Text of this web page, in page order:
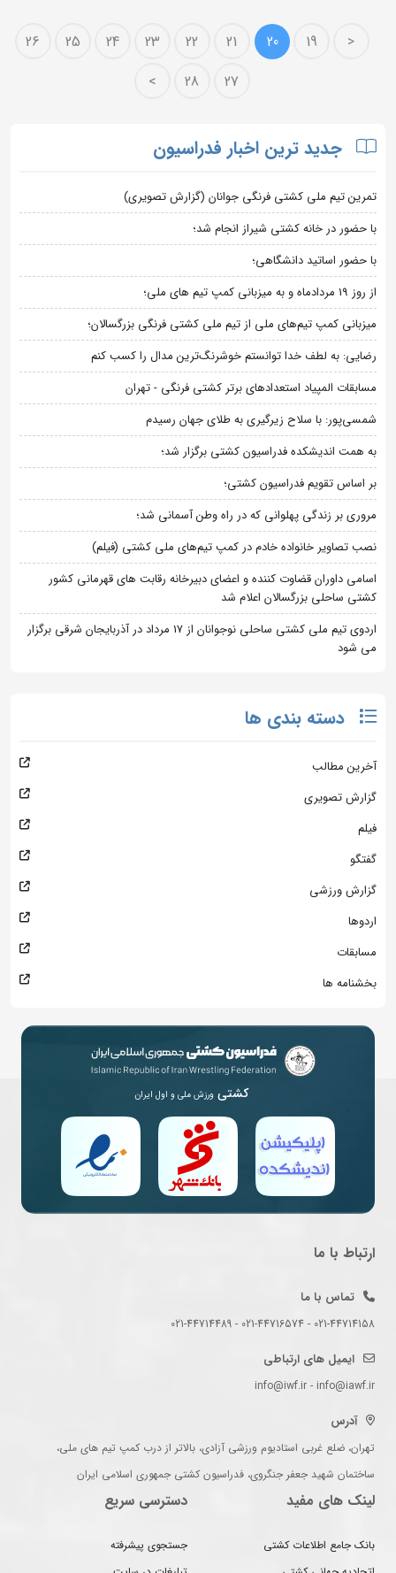
<
19
20
21
22
23
24
25
26
27
28
>
جدید ترین اخبار فدراسیون
تمرین تیم ملی کشتی فرنگی جوانان (گزارش تصویری)
با حضور در خانه کشتی شیراز انجام شد؛
با حضور اساتید دانشگاهی؛
از روز 19 مردادماه و به میزبانی کمپ تیم های ملی؛
میزبانی کمپ تیم‌های ملی از تیم ملی کشتی فرنگی بزرگسالان؛
رضایی: به لطف خدا توانستم خوشرنگ‌ترین مدال را کسب کنم
مسابقات المپیاد استعدادهای برتر کشتی فرنگی - تهران
شمسی‌پور: با سلاح زیرگیری به طلای جهان رسیدم
به همت اندیشکده فدراسیون کشتی برگزار شد؛
بر اساس تقویم فدراسیون کشتی؛
مروری بر زندگی پهلوانی که در راه وطن آسمانی شد؛
نصب تصاویر خانواده خادم در کمپ تیم‌های ملی کشتی (فیلم)
اسامی داوران قضاوت کننده و اعضای دبیرخانه رقابت های قهرمانی کشور
کشتی ساحلی بزرگسالان اعلام شد
اردوی تیم ملی کشتی ساحلی نوجوانان از 17 مرداد در آذربایجان شرقی برگزار
می شود
دسته بندی ها
آخرین مطالب
گزارش تصویری
فیلم
گفتگو
گزارش ورزشی
اردوها
مسابقات
بخشنامه ها
کشتی ورزش ملی و اول ایران
ارتباط با ما
تماس با ما
021-44714158 - 021-44716574 - 021-44714489
ایمیل های ارتباطی
info@iwf.ir - info@iawf.ir
آدرس
تهران، ضلع غربی استادیوم ورزشی آزادی، بالاتر از درب کمپ تیم های ملی،
ساختمان شهید جعفر جنگروی، فدراسیون کشتی جمهوری اسلامی ایران
لینک های مفید
بانک جامع اطلاعات کشتی
دسترسی سریع
جستجوی پیشرفته